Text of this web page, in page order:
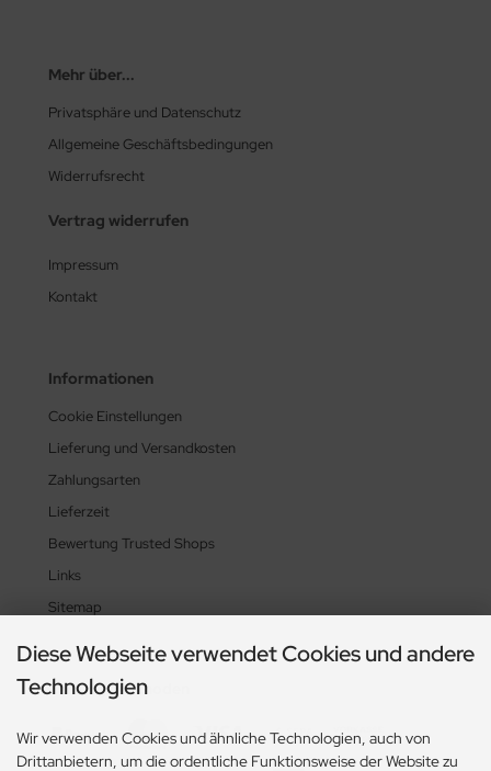
Mehr über...
Privatsphäre und Datenschutz
Allgemeine Geschäftsbedingungen
Widerrufsrecht
Vertrag widerrufen
Impressum
Kontakt
Informationen
Cookie Einstellungen
Lieferung und Versandkosten
Zahlungsarten
Lieferzeit
Bewertung Trusted Shops
Links
Sitemap
Zahlungsmethoden
Diese Webseite verwendet Cookies und andere
Technologien
Wir verwenden Cookies und ähnliche Technologien, auch von
Drittanbietern, um die ordentliche Funktionsweise der Website zu